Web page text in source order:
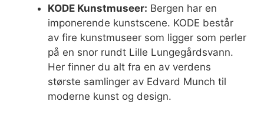
KODE Kunstmuseer: Bergen har en
imponerende kunstscene. KODE består
av fire kunstmuseer som ligger som perler
på en snor rundt Lille Lungegårdsvann.
Her finner du alt fra en av verdens
største samlinger av Edvard Munch til
moderne kunst og design.